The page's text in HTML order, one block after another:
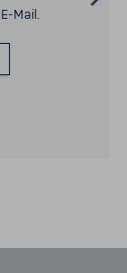
​Mail.